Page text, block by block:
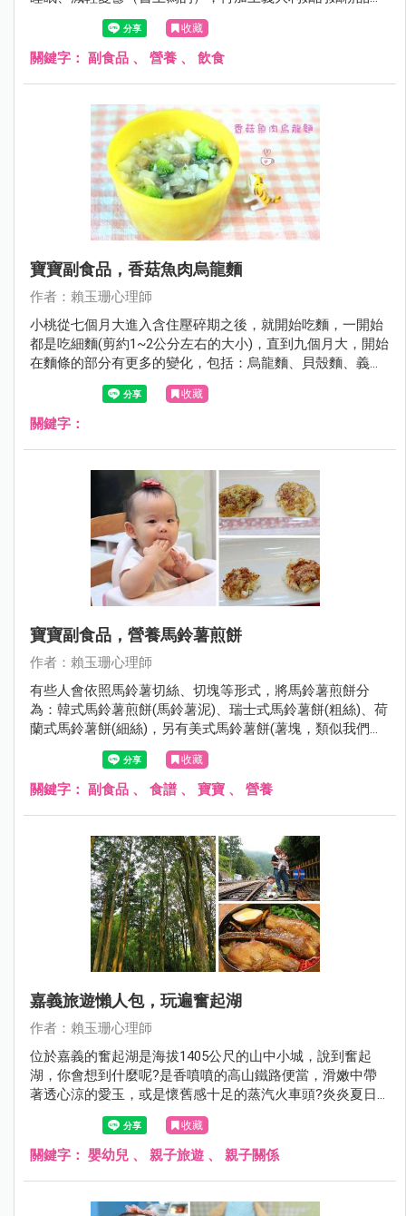
比較好（詹姆士說的），因此我們購買各種義大利麵條。今
天要介紹的奶香鮭魚貝殼麵，其實也可以做成奶香鮭魚飯，
把乳酪絲鋪在上方可以做奶香鮭魚焗烤麵、奶香鮭魚焗烤
收藏
關鍵字： 副食品 、 營養 、 飲食
寶寶副食品，香菇魚肉烏龍麵
作者：賴玉珊心理師
小桃從七個月大進入含住壓碎期之後，就開始吃麵，一開始
都是吃細麵(剪約1~2公分左右的大小)，直到九個月大，開始
在麵條的部分有更多的變化，包括：烏龍麵、貝殼麵、義大
利麵、冬粉都讓小桃嘗試著吃，麵食挑選時應注意鈉含量，
同種類的商品中應選擇鈉含量最低的。
收藏
關鍵字：
寶寶副食品，營養馬鈴薯煎餅
作者：賴玉珊心理師
有些人會依照馬鈴薯切絲、切塊等形式，將馬鈴薯煎餅分
為：韓式馬鈴薯煎餅(馬鈴薯泥)、瑞士式馬鈴薯餅(粗絲)、荷
蘭式馬鈴薯餅(細絲)，另有美式馬鈴薯餅(薯塊，類似我們平
常吃的薯餅)，依照不同的切法，吃起來的口感也跟著不同，
這次融合馬鈴薯泥及馬鈴薯小塊狀的作法，製作小寶寶也適
合吃的馬鈴薯煎餅。
收藏
關鍵字： 副食品 、 食譜 、 寶寶 、 營養
嘉義旅遊懶人包，玩遍奮起湖
作者：賴玉珊心理師
位於嘉義的奮起湖是海拔1405公尺的山中小城，說到奮起
湖，你會想到什麼呢?是香噴噴的高山鐵路便當，滑嫩中帶
著透心涼的愛玉，或是懷舊感十足的蒸汽火車頭?炎炎夏日
不知到哪避暑，嘉義奮起湖是個絕佳的避暑勝地，周休二日
就到奮起湖徜徉於森林浴，放鬆心情、品嘗美食吧！
收藏
關鍵字： 嬰幼兒 、 親子旅遊 、 親子關係